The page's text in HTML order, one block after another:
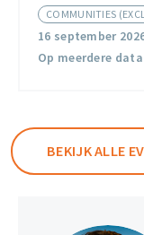
COMMUNITIES
16 september
Op meerdere
Veiligheid
BEKIJK ALLE